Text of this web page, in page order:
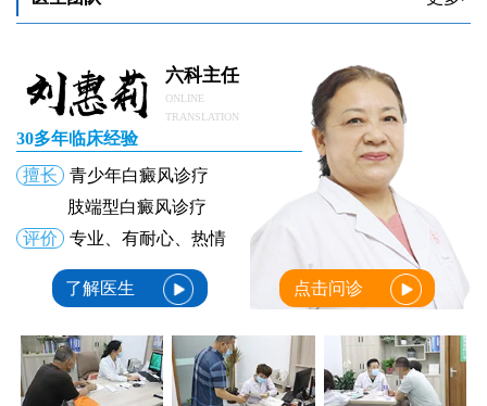
六科主任
ONLINE
TRANSLATION
30多年临床经验
擅长
青少年白癜风诊疗
肢端型白癜风诊疗
评价
专业、有耐心、热情
了解医生 点击问诊